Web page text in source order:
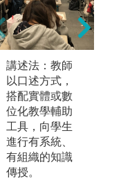
例分析：以
論為基礎，
進相關個案
行探討分
析，例如企業
購併、企業舞
弊、企業價值
衡量與分析、
管理決策制訂
等。
圖解:案例分析
講述法：教師
以口述方式，
搭配實體或數
位化教學輔助
工具，向學生
進行有系統、
有組織的知識
傳授。